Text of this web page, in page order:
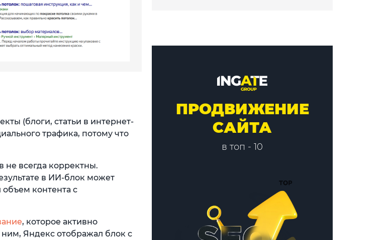
(блоги, статьи в интернет-
трафика, потому что
не всегда корректны.
в ИИ-блок может
контента с
, которое активно
ним, Яндекс отображал блок с
ПРОДВИЖЕНИЕ
САЙТА
в топ - 10